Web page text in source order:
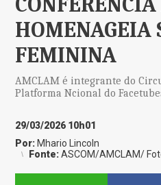
HOMENAGEIA
FEMININA
AMCLAM é integrante do
Platforma Ncional do
29/03/2026 10h01
Por: Mhario Lincoln
Fonte:ASCOM/AMCLAM/